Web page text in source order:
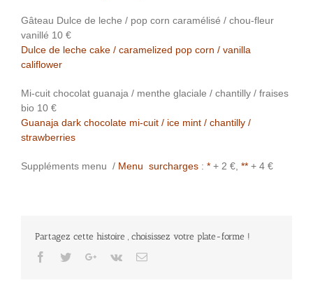
Gâteau Dulce de leche / pop corn caramélisé / chou-fleur
vanillé 10 €
Dulce de leche cake / caramelized pop corn / vanilla
califlower
Mi-cuit chocolat guanaja / menthe glaciale / chantilly / fraises
bio 10 €
Guanaja dark chocolate mi-cuit / ice mint / chantilly /
strawberries
Suppléments menu / Menu surcharges : * + 2 €, ** + 4 €
Partagez cette histoire , choisissez votre plate-forme !
Facebook
TwitterGoogle+
Vk Email